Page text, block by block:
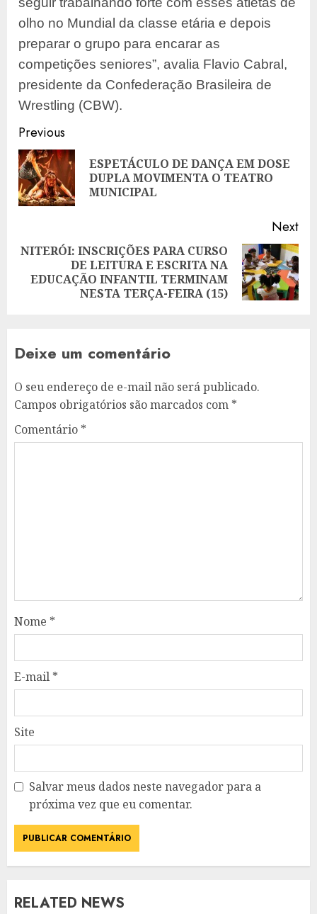
olho no Mundial da classe etária e depois
preparar o grupo para encarar as
competições seniores”, avalia Flavio Cabral,
presidente da Confederação Brasileira de
Wrestling (CBW).
Post
navigation
Previous
ESPETÁCULO DE DANÇA EM DOSE
DUPLA MOVIMENTA O TEATRO
MUNICIPAL
Next
post:
NITERÓI: INSCRIÇÕES PARA CURSO
DE LEITURA E ESCRITA NA
EDUCAÇÃO INFANTIL TERMINAM
NESTA TERÇA-FEIRA (15)
Deixe um comentário
O seu endereço de e-mail não será publicado.
Campos obrigatórios são marcados com *
Comentário *
Nome *
E-mail *
Site
Salvar meus dados neste navegador para a
próxima vez que eu comentar.
RELATED NEWS